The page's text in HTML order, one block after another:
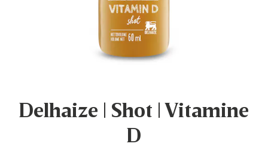
Delhaize | Shot | Vitamine
D